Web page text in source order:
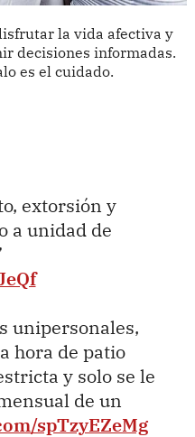
la vida afectiva y
decisiones informadas.
es el cuidado.
extorsión y
a unidad de
unipersonales,
hora de patio
y solo se le
de un
spTzyEZeMg